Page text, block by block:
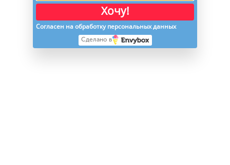
Хочу!
Согласен на обработку персональных данных
Сделано в